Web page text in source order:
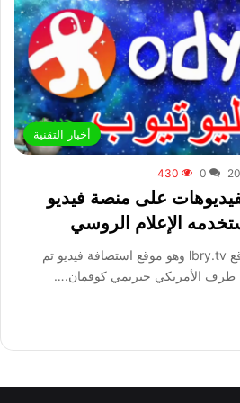
أخبار التقنية
0
430
على منصة فيديو
الإعلام الروسي
Odysee إصدار جديد من موقع lbry.tv وهو موقع استضافة فيديو تم